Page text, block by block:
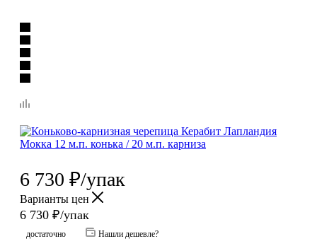
6 730 ₽/упак
Варианты цен
6 730 ₽/упак
достаточно Нашли дешевле?